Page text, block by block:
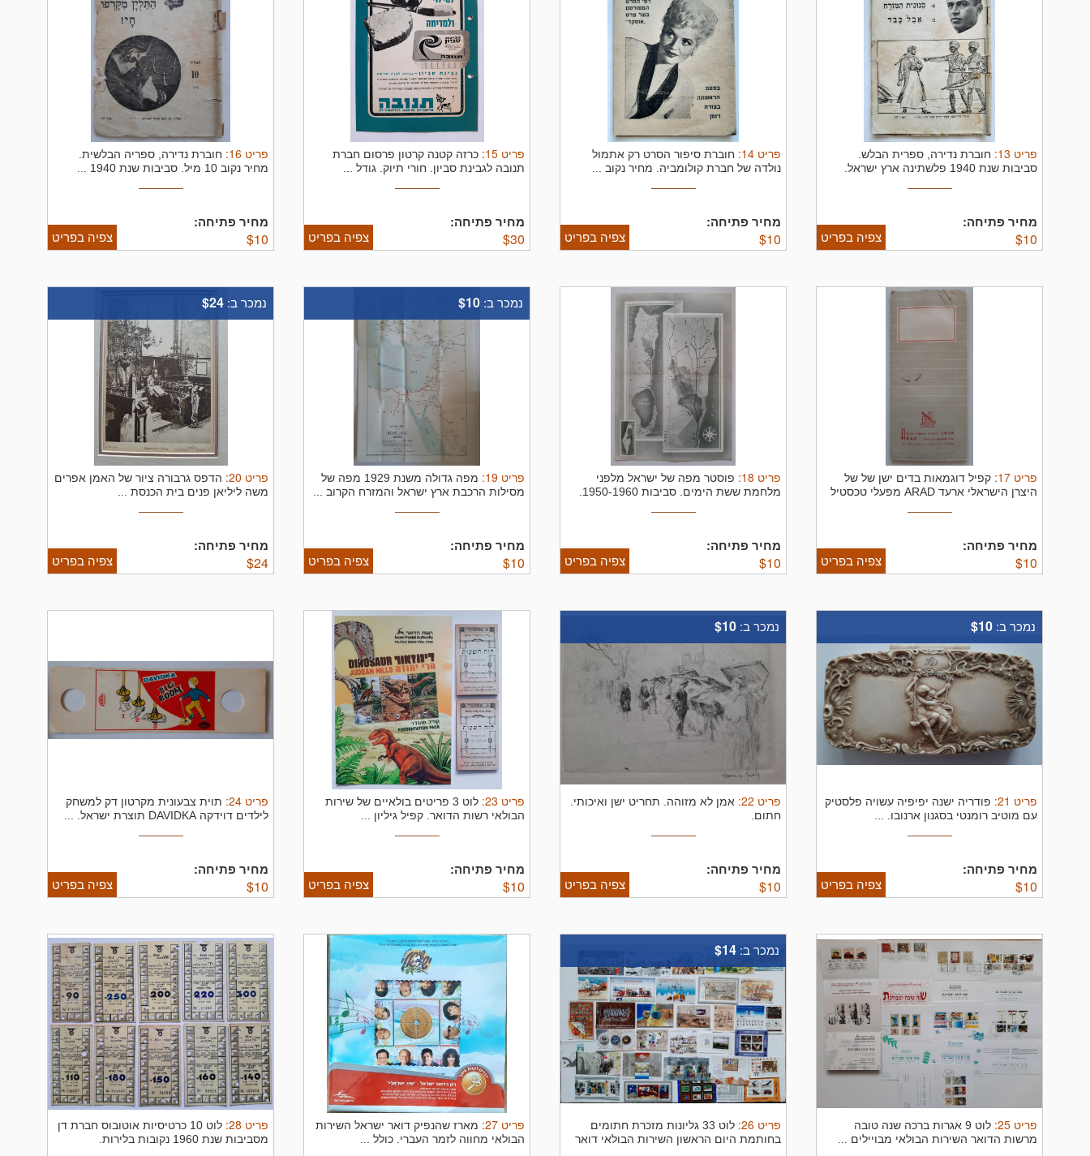
פריט 13
: חוברת נדירה, ספרית הבלש.
סביבות שנת 1940 פלשתינה ארץ ישראל.
מחיר פתיחה:
$10 צפיה בפריט
פריט 14
: חוברת סיפור הסרט רק אתמול
נולדה של חברת קולומביה. מחיר נקוב ...
מחיר פתיחה:
$10 צפיה בפריט
פריט 15
: כרזה קטנה קרטון פרסום חברת
תנובה לגבינת סביון. חורי תיוק. גודל ...
מחיר פתיחה:
$30 צפיה בפריט
פריט 16
: חוברת נדירה, ספריה הבלשית.
מחיר נקוב 10 מיל. סביבות שנת 1940 ...
מחיר פתיחה:
$10 צפיה בפריט
פריט 17
: קפיל דוגמאות בדים ישן של של
היצרן הישראלי ארעד ARAD מפעלי טכסטיל
מחיר פתיחה:
$10 צפיה בפריט
פריט 18
: פוסטר מפה של ישראל מלפני
מלחמת ששת הימים. סביבות 1950-1960.
מחיר פתיחה:
$10 צפיה בפריט
נמכר ב: $10
פריט 19
:
מפה גדולה משנת 1929 מפה של
מסילות הרכבת ארץ ישראל והמזרח הקרוב ...
מחיר פתיחה:
$10 צפיה בפריט
נמכר ב: $24
פריט 20
: הדפס גרבורה ציור של האמן אפרים
משה ליליאן פנים בית הכנסת ...
מחיר פתיחה:
$24 צפיה בפריט
נמכר ב: $10
פריט 21
: פודריה ישנה יפיפיה עשויה פלסטיק
עם מוטיב רומנטי בסגנון ארנובו. ...
מחיר פתיחה:
$10 צפיה בפריט
נמכר ב: $10
פריט 22
: אמן לא מזוהה. תחריט ישן ואיכותי.
חתום.
מחיר פתיחה:
$10 צפיה בפריט
פריט 23
:
לוט 3 פריטים בולאיים של שירות
הבולאי רשות הדואר. קפיל גיליון ...
מחיר פתיחה:
$10 צפיה בפריט
פריט 24
: תוית צבעונית מקרטון דק למשחק
לילדים דוידקה DAVIDKA תוצרת ישראל. ...
מחיר פתיחה:
$10 צפיה בפריט
פריט 25
:
לוט 9 אגרות ברכה שנה טובה
מרשות הדואר השירות הבולאי מבויילים ...
נמכר ב: $14
פריט 26
:
לוט 33 גליונות מזכרת חתומים
בחותמת היום הראשון השירות הבולאי דואר
פריט 27
: מארז שהנפיק דואר ישראל השירות
הבולאי מחווה לזמר העברי. כולל ...
פריט 28
:
לוט 10 כרטיסיות אוטובוס חברת דן
מסביבות שנת 1960 נקובות בלירות.